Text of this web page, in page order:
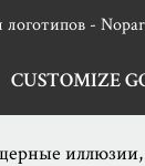
логотипов -
CUSTOMIZE
иллюзии,